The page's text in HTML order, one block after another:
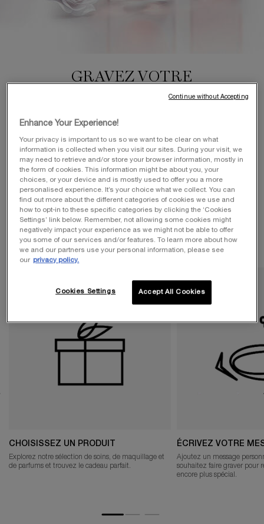
GRAVEZ VOTRE
PRODUIT FAVORI
produits éligibles à la gravure.
JE PERSONNALISE
PERSONNALISEZ VOTRE PRODUIT EN
TROIS ÉTAPES​
CHOISISSEZ UN PRODUIT
Explorez notre sélection de soins, de maquillage et
de parfums et trouvez le cadeau parfait.
ÉCRIVEZ VOTRE
Ajoutez un message
souhaitez faire graver pour
encore plus spécial.
Enhance Your Experience!
Your privacy is important to us so we want to be clear on what
information is collected when you visit our sites. During your visit, we
may need to retrieve and/or store your browser information, mostly in
the form of cookies. This information might be about you, your
choices, or your device and is mostly used to offer you a more
personalised experience. It’s your choice what we collect. You can
find out more about the different categories of cookies we use and
how to opt-in to these specific categories by clicking the ‘Cookies
Settings’ link below. Remember, not allowing some cookies might
negatively impact your experience as we might not be able to offer
you some of our services and/or features. To learn more about how
we and our partners use your personal information, please see
our privacy policy.
Cookies Settings Accept All Cookies
Continue without Accepting